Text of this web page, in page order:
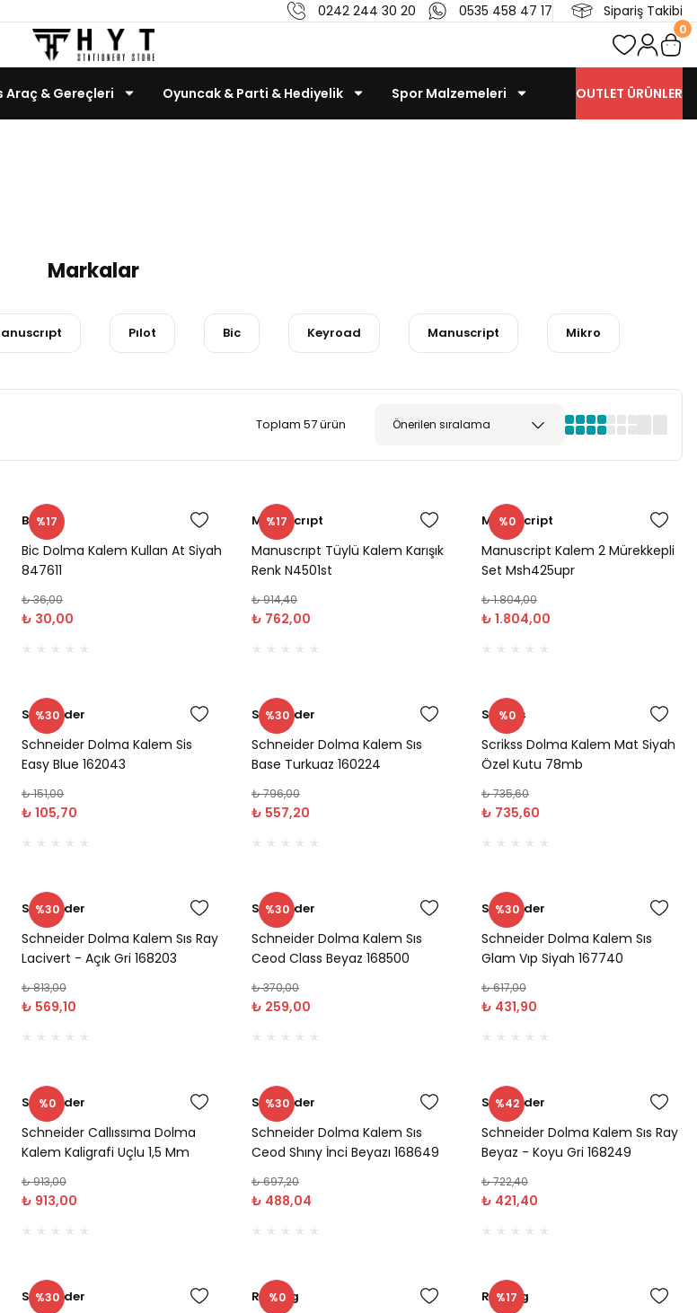
0242 244 30 20 0535 458 47 17 Sipariş Takibi
0
Araç & Gereçleri Oyuncak & Parti & Hediyelik Spor Malzemeleri OUTLET ÜRÜNLER
Markalar
Pılot Bic Keyroad Manuscript Mikro
Toplam 57 ürün
%17
Bic
Bic Dolma Kalem Kullan At Siyah
847611
₺ 36,00
₺ 30,00
%17
Manuscrıpt
Manuscrıpt Tüylü Kalem Karışık
Renk N4501st
₺ 914,40
₺ 762,00
%0
Manuscript
Manuscript Kalem 2 Mürekkepli
Set Msh425upr
₺ 1.804,00
₺ 1.804,00
%30
Schneider
Schneider Dolma Kalem Sis
Easy Blue 162043
₺ 151,00
₺ 105,70
%30
Schneider
Schneider Dolma Kalem Sıs
Base Turkuaz 160224
₺ 796,00
₺ 557,20
%0
Scrikss
Scrikss Dolma Kalem Mat Siyah
Özel Kutu 78mb
₺ 735,60
₺ 735,60
%30
Schneider
Schneider Dolma Kalem Sıs Ray
Lacivert - Açık Gri 168203
₺ 813,00
₺ 569,10
%30
Schneider
Schneider Dolma Kalem Sıs
Ceod Class Beyaz 168500
₺ 370,00
₺ 259,00
%30
Schneider
Schneider Dolma Kalem Sıs
Glam Vıp Siyah 167740
₺ 617,00
₺ 431,90
%0
Schneider
Schneider Callıssıma Dolma
Kalem Kaligrafi Uçlu 1,5 Mm
₺ 913,00
₺ 913,00
%30
Schneider
Schneider Dolma Kalem Sıs
Ceod Shıny İnci Beyazı 168649
₺ 697,20
₺ 488,04
%42
Schneider
Schneider Dolma Kalem Sıs Ray
Beyaz - Koyu Gri 168249
₺ 722,40
₺ 421,40
%30
Schneider %0
Rotring %17
Rotring